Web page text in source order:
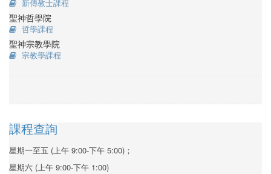
新傳教士課程
聖神哲學院
哲學課程
聖神宗教學院
宗教學課程
課程查詢
星期一至五 (上午 9:00-下午 5:00)；
星期六 (上午 9:00-下午 1:00)